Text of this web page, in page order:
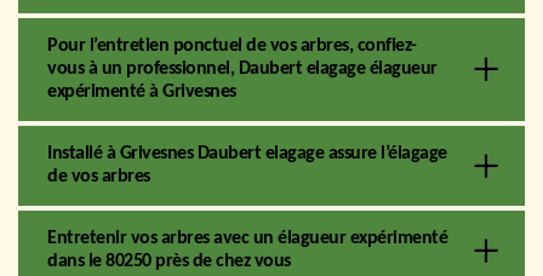
Pour l’entretien ponctuel de vos arbres, confiez-
vous à un professionnel, Daubert elagage élagueur
expérimenté à Grivesnes
Installé à Grivesnes Daubert elagage assure l’élagage
de vos arbres
Entretenir vos arbres avec un élagueur expérimenté
dans le 80250 près de chez vous